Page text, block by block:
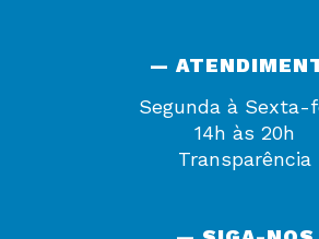
—
Segunda à Sexta-
14h às 20h
Transparência